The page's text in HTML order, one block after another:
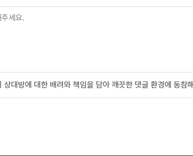
상대방에 대한 배려와 책임을 담아 깨끗한 댓글 환경에 동참